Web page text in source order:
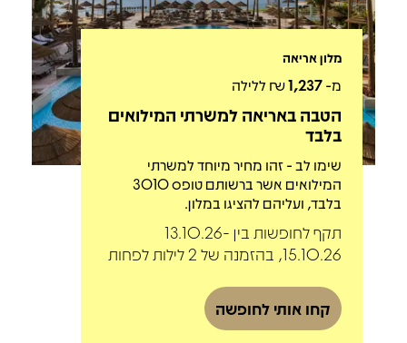
מלון אריאה
מ-1,237₪ ללילה
הטבה באריאה למשרתי המילואים
בלבד
שימו לב - זהו מחיר מיוחד למשרתי
המילואים אשר ברשותם טופס 3010
בלבד, ועליהם להציגו במלון.
תקף לחופשות בין 13.10.26-
15.10.26, בהזמנה של 2 לילות לפחות
קחו אותי לחופשה